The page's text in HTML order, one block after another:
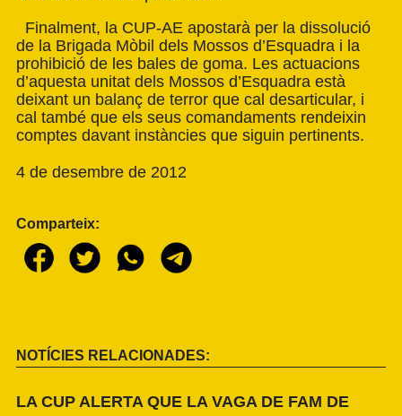
Finalment, la CUP-AE apostarà per la dissolució
de la Brigada Mòbil dels Mossos d’Esquadra i la
prohibició de les bales de goma. Les actuacions
d’aquesta unitat dels Mossos d’Esquadra està
deixant un balanç de terror que cal desarticular, i
cal també que els seus comandaments rendeixin
comptes davant instàncies que siguin pertinents.
4 de desembre de 2012
Comparteix:
NOTÍCIES RELACIONADES:
LA CUP ALERTA QUE LA VAGA DE FAM DE